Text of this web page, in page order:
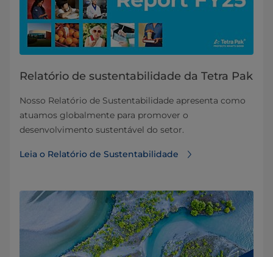
Relatório de sustentabilidade da Tetra Pak
Nosso Relatório de Sustentabilidade apresenta como
atuamos globalmente para promover o
desenvolvimento sustentável do setor.
Leia o Relatório de Sustentabilidade